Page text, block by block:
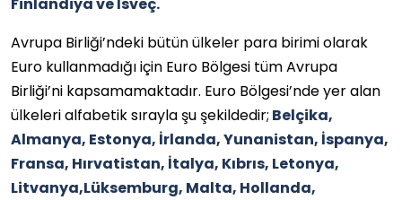
Avrupa Birliği’ndeki bütün ülkeler para birimi olarak
Euro kullanmadığı için Euro Bölgesi tüm Avrupa
Birliği’ni kapsamamaktadır. Euro Bölgesi’nde yer alan
ülkeleri alfabetik sırayla şu şekildedir; Belçika,
Almanya, Estonya, İrlanda, Yunanistan, İspanya,
Fransa, Hırvatistan, İtalya, Kıbrıs, Letonya,
Litvanya,Lüksemburg, Malta, Hollanda,